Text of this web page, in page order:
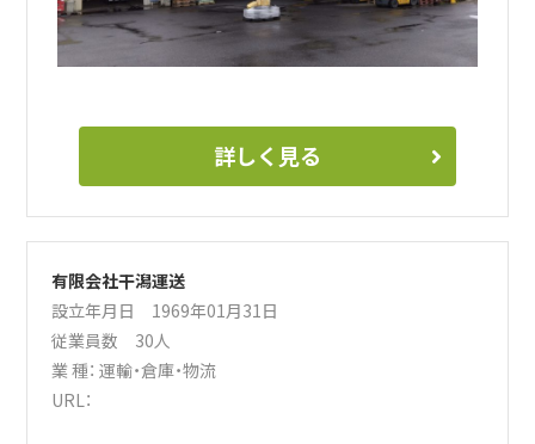
詳しく見る
有限会社干潟運送
設立年月日 1969年01月31日
従業員数 30人
業 種：運輸・倉庫・物流
URL：